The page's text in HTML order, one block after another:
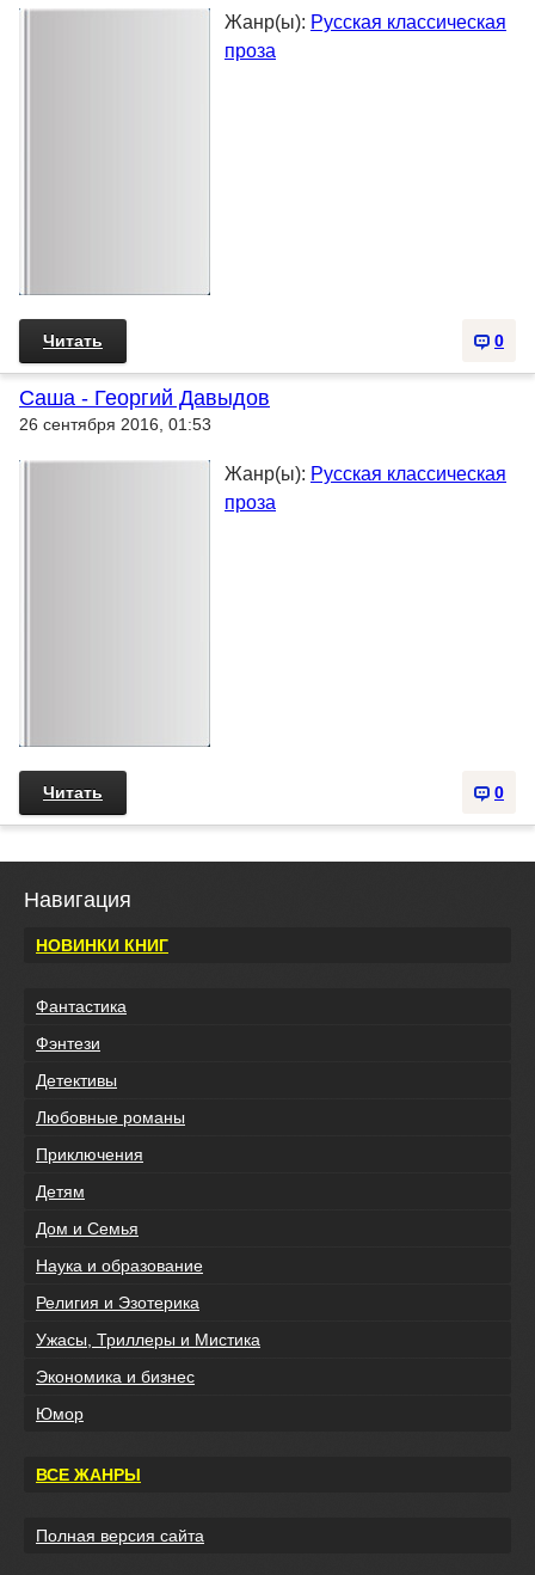
Жанр(ы): Русская классическая
проза
0
Читать
Саша - Георгий Давыдов
26 сентября 2016, 01:53
Жанр(ы): Русская классическая
проза
0
Читать
Навигация
НОВИНКИ КНИГ
Фантастика
Фэнтези
Детективы
Любовные романы
Приключения
Детям
Дом и Семья
Наука и образование
Религия и Эзотерика
Ужасы, Триллеры и Мистика
Экономика и бизнес
Юмор
ВСЕ ЖАНРЫ
Полная версия сайта